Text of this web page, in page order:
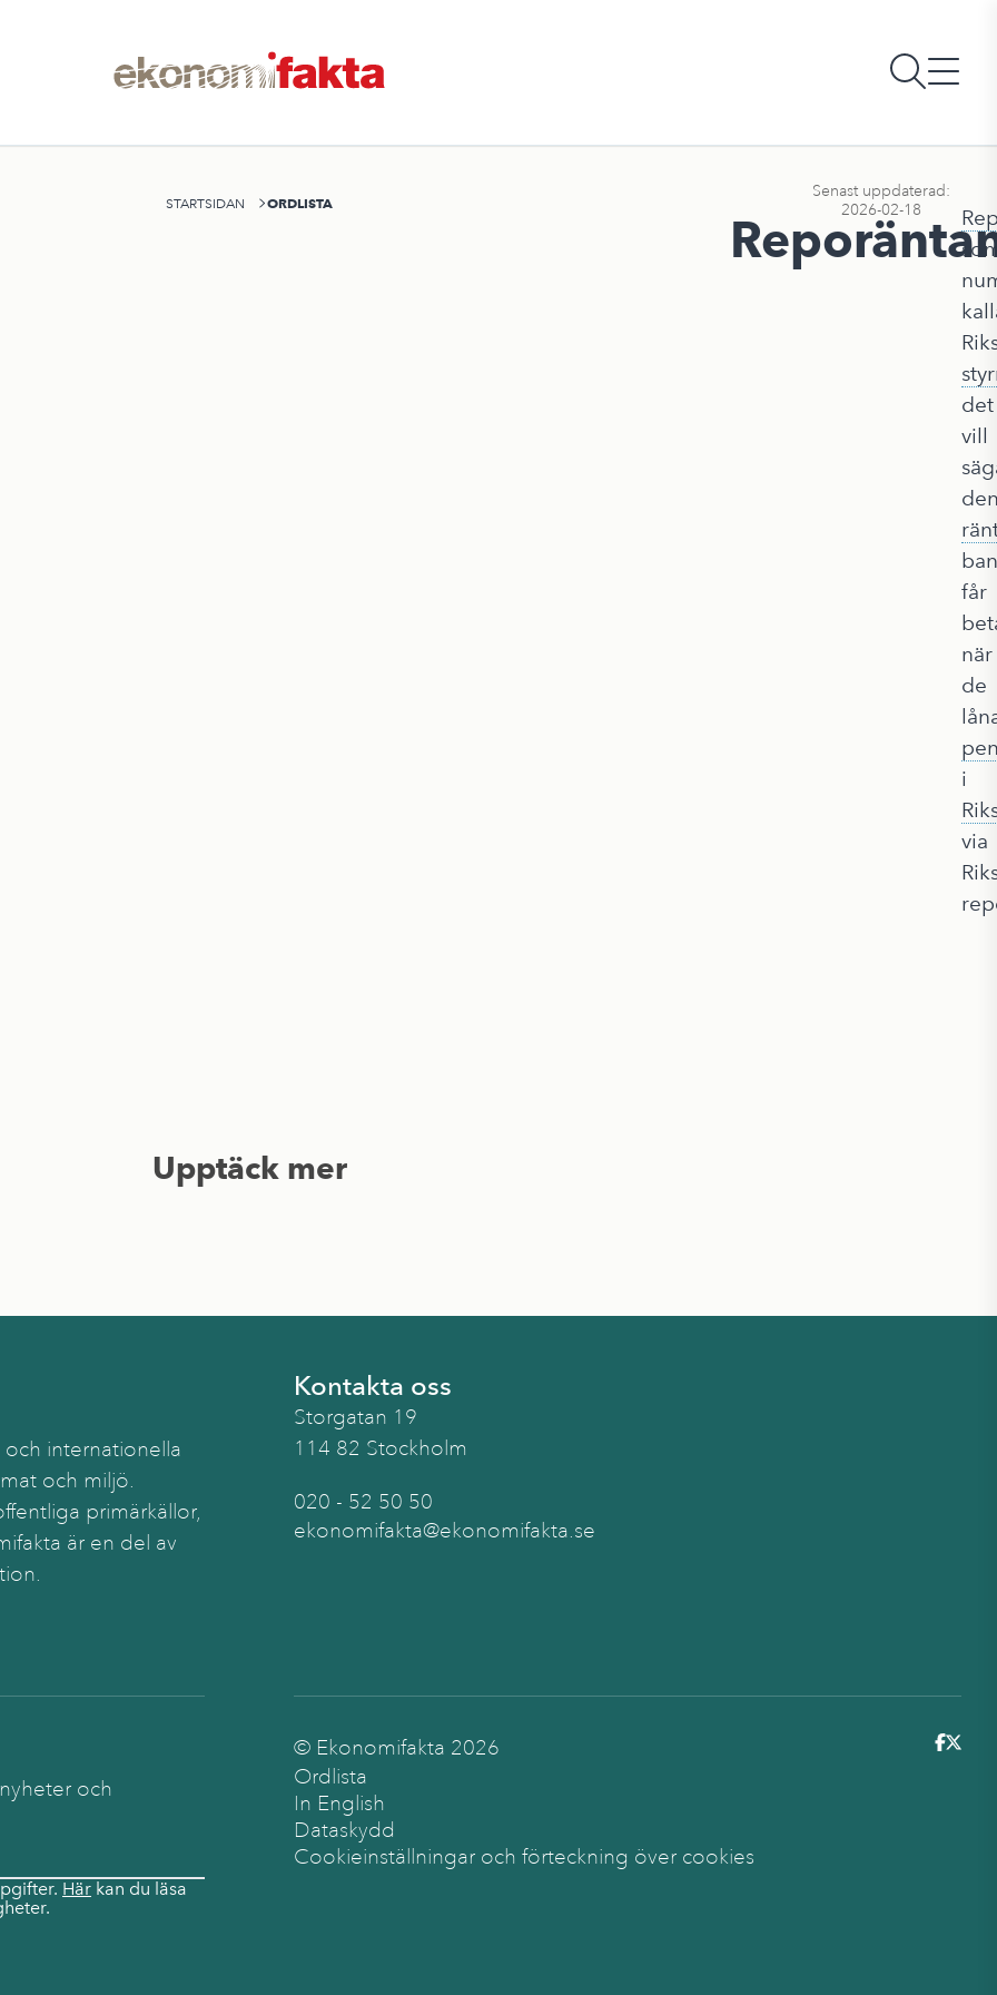
STARTSIDAN ORDLISTA
Senast uppdaterad:
2026-02-18
det
vill
får
när
de
i
via
Upptäck mer
internationella
och miljö.
primärkällor,
är en del av
Kontakta oss
Storgatan 19
114 82 Stockholm
020 - 52 50 50
ekonomifakta@ekonomifakta.se
och
Här kan du läsa
© Ekonomifakta 2026
Ordlista
In English
Dataskydd
Cookieinställningar och förteckning över cookies